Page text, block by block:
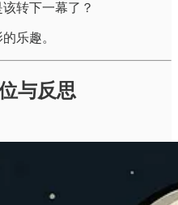
转下一幕了？
乐趣。
与反思